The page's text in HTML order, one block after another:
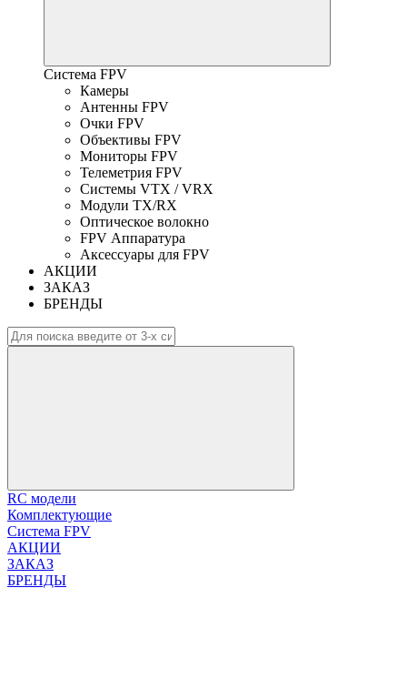
Система FPV
Камеры
Антенны FPV
Очки FPV
Объективы FPV
Мониторы FPV
Телеметрия FPV
Системы VTX / VRX
Модули TX/RX
Оптическое волокно
FPV Аппаратура
Аксессуары для FPV
АКЦИИ
ЗАКАЗ
БРЕНДЫ
RC модели
Комплектующие
Система FPV
АКЦИИ
ЗАКАЗ
БРЕНДЫ